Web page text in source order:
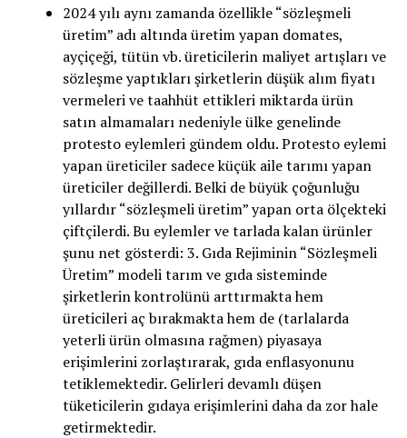
2024 yılı aynı zamanda özellikle “sözleşmeli
üretim” adı altında üretim yapan domates,
ayçiçeği, tütün vb. üreticilerin maliyet artışları ve
sözleşme yaptıkları şirketlerin düşük alım fiyatı
vermeleri ve taahhüt ettikleri miktarda ürün
satın almamaları nedeniyle ülke genelinde
protesto eylemleri gündem oldu. Protesto eylemi
yapan üreticiler sadece küçük aile tarımı yapan
üreticiler değillerdi. Belki de büyük çoğunluğu
yıllardır “sözleşmeli üretim” yapan orta ölçekteki
çiftçilerdi. Bu eylemler ve tarlada kalan ürünler
şunu net gösterdi: 3. Gıda Rejiminin “Sözleşmeli
Üretim” modeli tarım ve gıda sisteminde
şirketlerin kontrolünü arttırmakta hem
üreticileri aç bırakmakta hem de (tarlalarda
yeterli ürün olmasına rağmen) piyasaya
erişimlerini zorlaştırarak, gıda enflasyonunu
tetiklemektedir. Gelirleri devamlı düşen
tüketicilerin gıdaya erişimlerini daha da zor hale
getirmektedir.